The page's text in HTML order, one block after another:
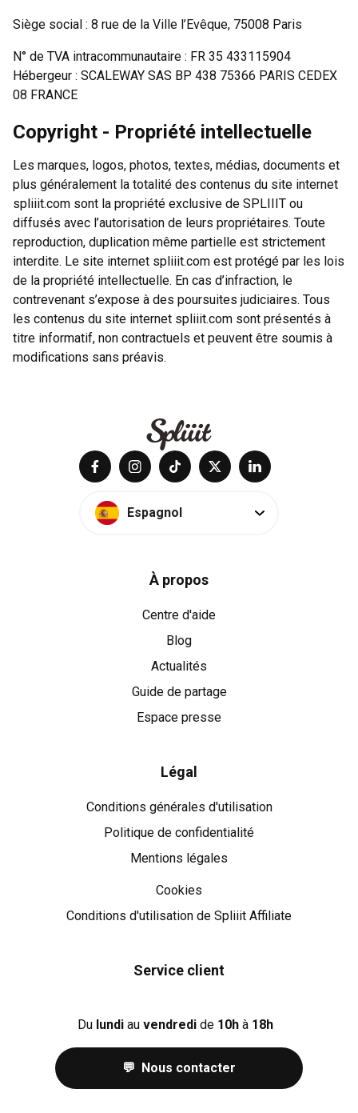
Siège social : 8 rue de la Ville l’Evêque, 75008 Paris
N° de TVA intracommunautaire : FR 35 433115904
Hébergeur : SCALEWAY SAS BP 438 75366 PARIS CEDEX
08 FRANCE
Copyright - Propriété intellectuelle
Les marques, logos, photos, textes, médias, documents et
plus généralement la totalité des contenus du site internet
spliiit.com sont la propriété exclusive de SPLIIIT ou
diffusés avec l’autorisation de leurs propriétaires. Toute
reproduction, duplication même partielle est strictement
interdite. Le site internet spliiit.com est protégé par les lois
de la propriété intellectuelle. En cas d’infraction, le
contrevenant s’expose à des poursuites judiciaires. Tous
les contenus du site internet spliiit.com sont présentés à
titre informatif, non contractuels et peuvent être soumis à
modifications sans préavis.
Espagnol
À propos
Centre d'aide
Blog
Actualités
Guide de partage
Espace presse
Légal
Conditions générales d'utilisation
Politique de confidentialité
Mentions légales
Cookies
Cookies
Conditions d'utilisation de Spliiit Affiliate
Service client
Du lundiau vendredide 10hà 18h
💬 Nous contacter